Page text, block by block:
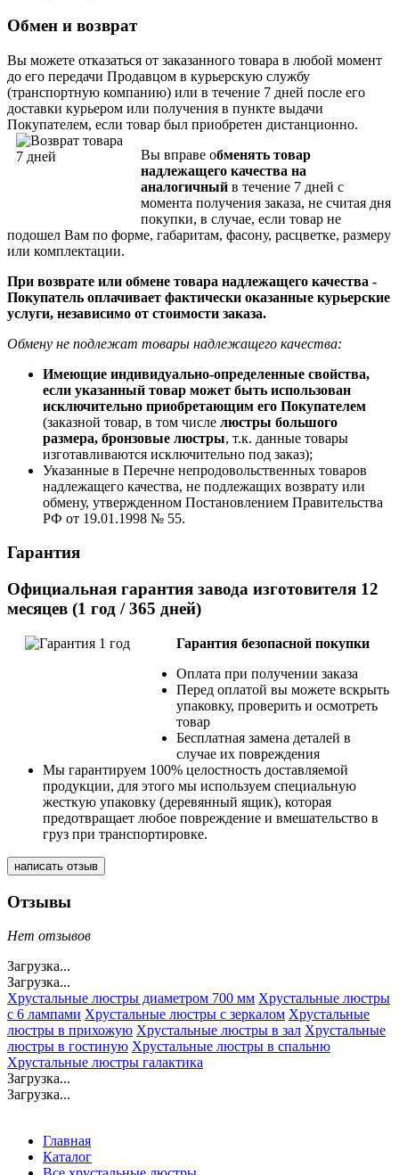
Обмен и возврат
Вы можете отказаться от заказанного товара в любой момент
до его передачи Продавцом в курьерскую службу
(транспортную компанию) или в течение 7 дней после его
доставки курьером или получения в пункте выдачи
Покупателем, если товар был приобретен дистанционно.
Вы вправе обменять товар
надлежащего качества на
аналогичный в течение 7 дней с
момента получения заказа, не считая дня
покупки, в случае, если товар не
подошел Вам по форме, габаритам, фасону, расцветке, размеру
или комплектации.
При возврате или обмене товара надлежащего качества -
Покупатель оплачивает фактически оказанные курьерские
услуги, независимо от стоимости заказа.
Обмену не подлежат товары надлежащего качества:
Имеющие индивидуально-определенные свойства,
если указанный товар может быть использован
исключительно приобретающим его Покупателем
(заказной товар, в том числе люстры большого
размера, бронзовые люстры, т.к. данные товары
изготавливаются исключительно под заказ);
Указанные в Перечне непродовольственных товаров
надлежащего качества, не подлежащих возврату или
обмену, утвержденном Постановлением Правительства
РФ от 19.01.1998 № 55.
Гарантия
Официальная гарантия завода изготовителя 12
месяцев (1 год / 365 дней)
Гарантия безопасной покупки
Оплата при получении заказа
Перед оплатой вы можете вскрыть
упаковку, проверить и осмотреть
товар
Бесплатная замена деталей в
случае их повреждения
Мы гарантируем 100% целостность доставляемой
продукции, для этого мы используем специальную
жесткую упаковку (деревянный ящик), которая
предотвращает любое повреждение и вмешательство в
груз при транспортировке.
написать отзыв
Отзывы
Нет отзывов
Загрузка...
Загрузка...
Хрустальные люстры диаметром 700 мм Хрустальные люстры
с 6 лампами Хрустальные люстры с зеркалом Хрустальные
люстры в прихожую Хрустальные люстры в зал Хрустальные
люстры в гостиную Хрустальные люстры в спальню
Хрустальные люстры галактика
Загрузка...
Загрузка...
Главная
Каталог